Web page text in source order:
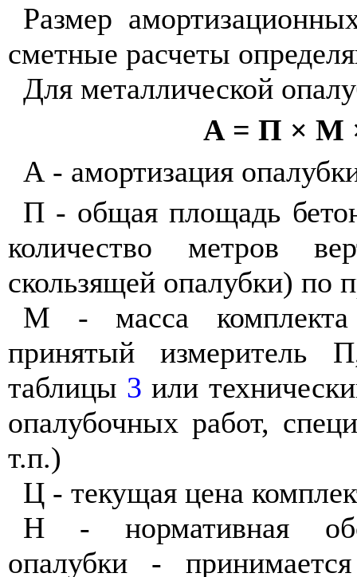
Размер
сметные расчеты
Для металлической
А = П × М
А - амортизация
П - общая площадь
количество метров
скользящей опалубки) по
М - масса комплекта
принятый
таблицы 3 или
опалубочных работ,
т.п.)
Ц - текущая цена
Н - нормативная
опалубки -